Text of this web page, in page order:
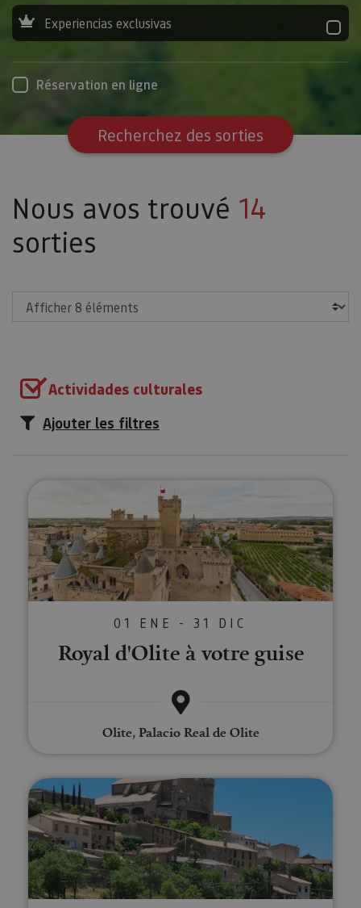
Experiencias exclusivas
Réservation en ligne
Recherchez des sorties
Nous avos trouvé 14
sorties
Actividades culturales
Ajouter les filtres
01 ENE - 31 DIC
Royal d'Olite à votre guise
Olite, Palacio Real de Olite
Visitez le village médiéval d’Ujué